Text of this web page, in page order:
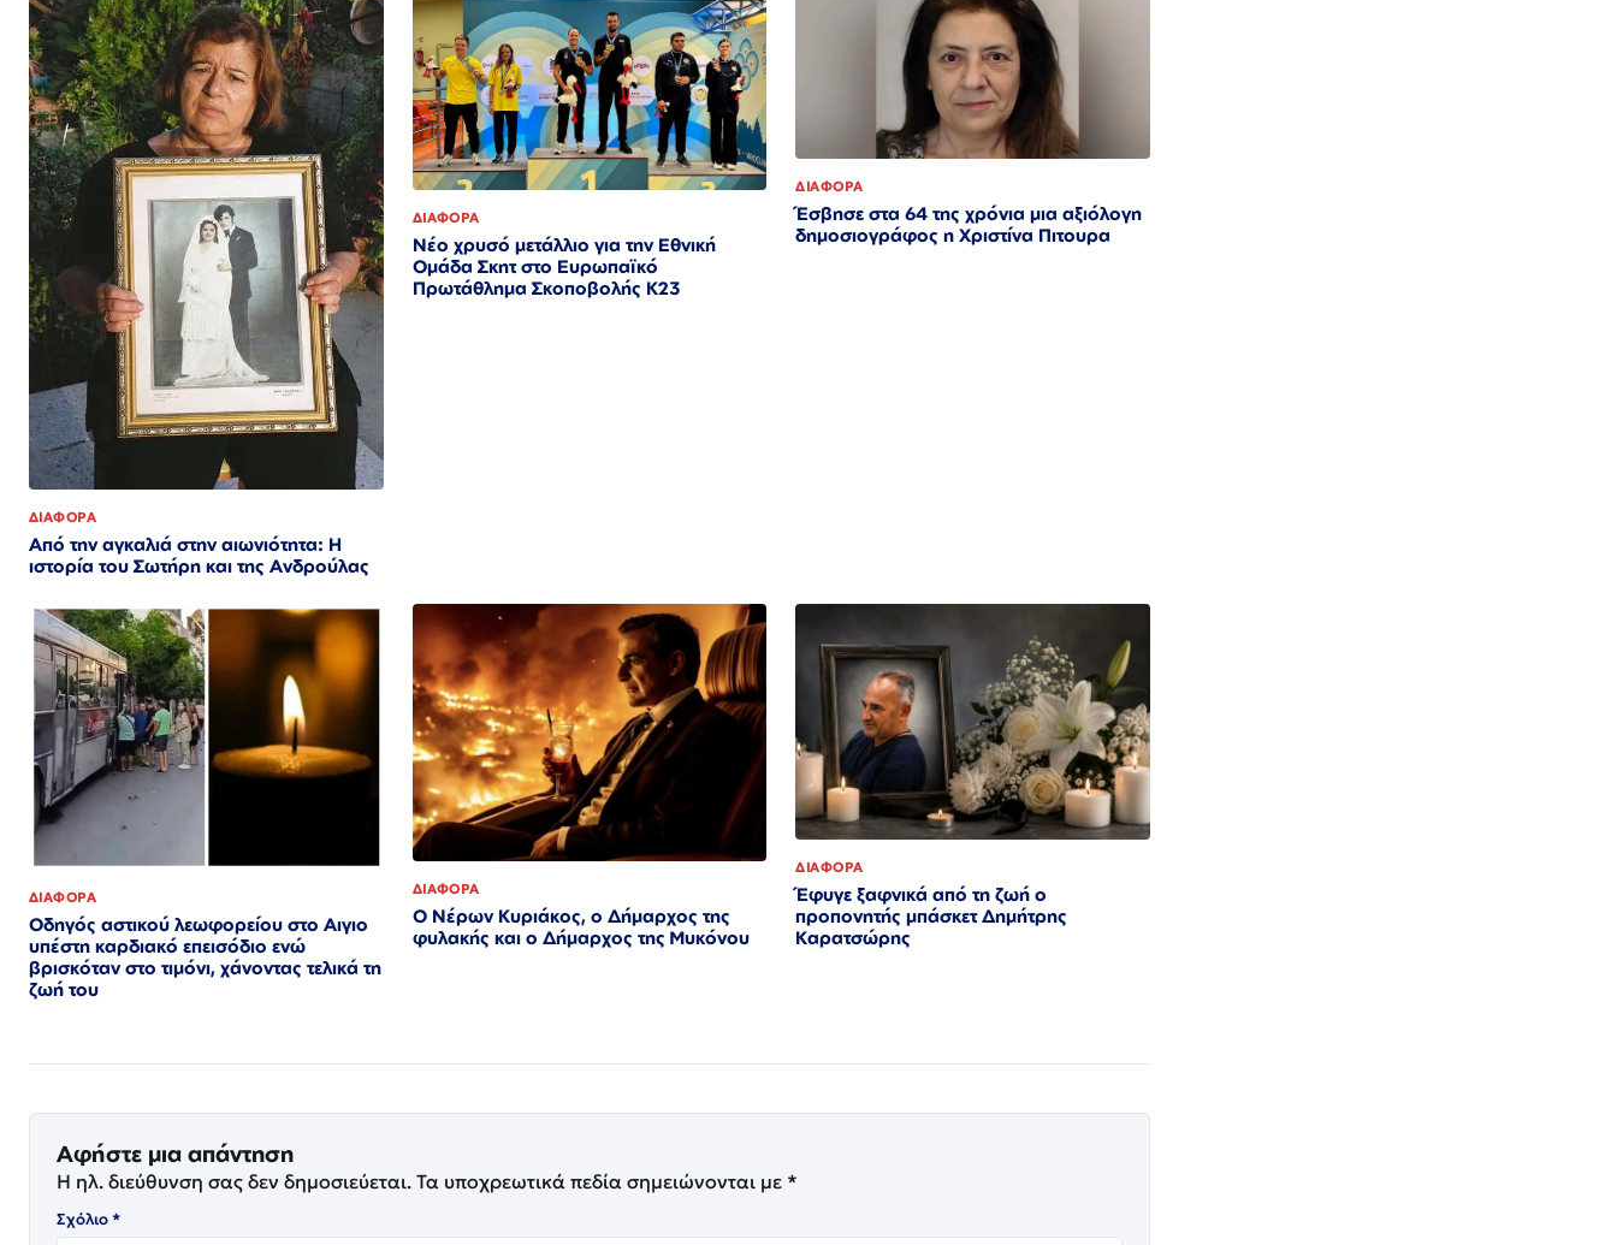
ΔΙΑΦΟΡΑ
Από την αγκαλιά στην αιωνιότητα: Η
ιστορία του Σωτήρη και της Ανδρούλας
ΔΙΑΦΟΡΑ
Nέο χρυσό μετάλλιο για την Εθνική
Ομάδα Σκητ στο Ευρωπαϊκό
Πρωτάθλημα Σκοποβολής Κ23
ΔΙΑΦΟΡΑ
Έσβησε στα 64 της χρόνια μια αξιόλογη
δημοσιογράφος η Χριστίνα Πιτουρα
ΔΙΑΦΟΡΑ
Οδηγός αστικού λεωφορείου στο Αιγιο
υπέστη καρδιακό επεισόδιο ενώ
βρισκόταν στο τιμόνι, χάνοντας τελικά τη
ζωή του
ΔΙΑΦΟΡΑ
Ο Νέρων Κυριάκος, o Δήμαρχος της
φυλακής και ο Δήμαρχος της Μυκόνου
ΔΙΑΦΟΡΑ
Έφυγε ξαφνικά από τη ζωή ο
προπονητής μπάσκετ Δημήτρης
Καρατσώρης
Αφήστε μια απάντηση
Η ηλ. διεύθυνση σας δεν δημοσιεύεται. Τα υποχρεωτικά πεδία σημειώνονται με *
Σχόλιο*